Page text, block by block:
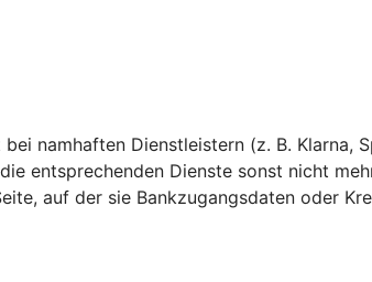
namhaften Dienstleistern (z. B. Klarna,
entsprechenden Dienste sonst nicht
auf der sie Bankzugangsdaten oder